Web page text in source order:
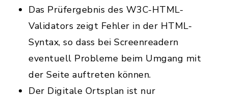
Das Prüfergebnis des W3C-HTML-
Validators zeigt Fehler in der HTML-
Syntax, so dass bei Screenreadern
eventuell Probleme beim Umgang mit
der Seite auftreten können.
Der Digitale Ortsplan ist nur